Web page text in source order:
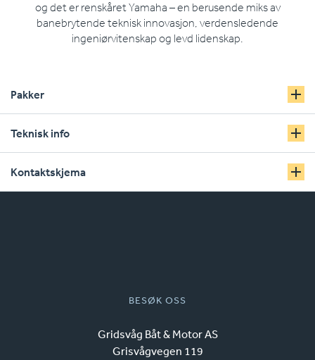
og det er renskåret Yamaha – en berusende miks av
banebrytende teknisk innovasjon, verdensledende
ingeniørvitenskap og levd lidenskap.
Pakker
Teknisk info
Kontaktskjema
BESØK OSS
Gridsvåg Båt & Motor AS
Grisvågvegen 119